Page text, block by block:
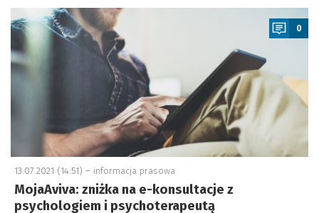
a
0
13.07.2021 (14:51) – informacja prasowa
MojaAviva: zniżka na e-konsultacje z
psychologiem i psychoterapeutą